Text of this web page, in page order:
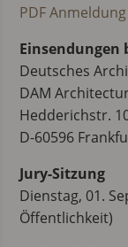
PDF Anmeldung
Einsendungen
Deutsches
DAM
Hedderichstr.
D-60596
Jury-Sitzung
Dienstag, 01.
Öffentlichkeit)